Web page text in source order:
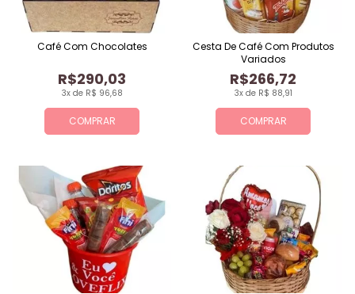
COMPRAR
3x de R$ 96,68
R$290,03
Café Com Chocolates
COMPRAR
3x de R$ 88,91
R$266,72
Cesta De Café Com Produtos
Variados